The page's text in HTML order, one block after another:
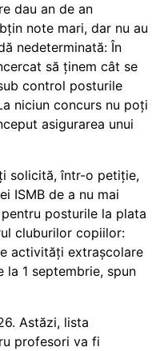
dau an de an
note mari, dar nu au
nedeterminată: În
să ținem cât se
control posturile
niciun concurs nu poți
asigurarea unui
solicită, într-o petiție,
ISMB de a nu mai
posturile la plata
cluburilor copiilor:
activități extrașcolare
la 1 septembrie, spun
Astăzi, lista
profesori va fi